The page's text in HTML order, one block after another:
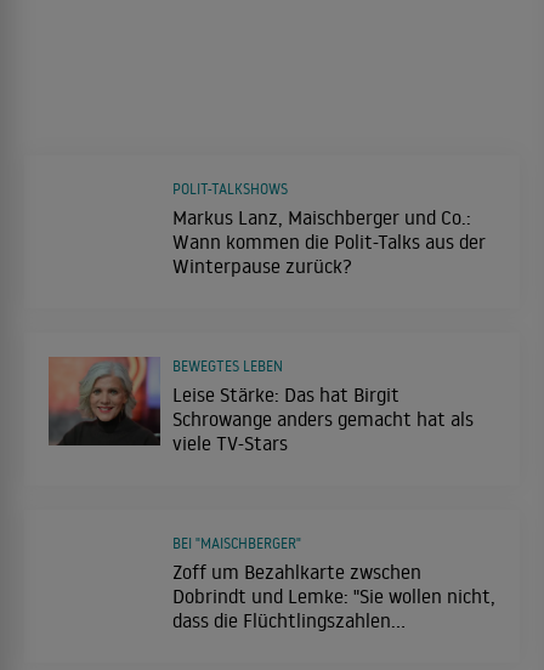
Markus Lanz, Maischberger und Co.:
Wann kommen die Polit-Talks aus der
Winterpause zurück?
POLIT-TALKSHOWS
Leise Stärke: Das hat Birgit
Schrowange anders gemacht hat als
viele TV-Stars
BEWEGTES LEBEN
Zoff um Bezahlkarte zwschen
Dobrindt und Lemke: "Sie wollen nicht,
dass die Flüchtlingszahlen
BEI "MAISCHBERGER"